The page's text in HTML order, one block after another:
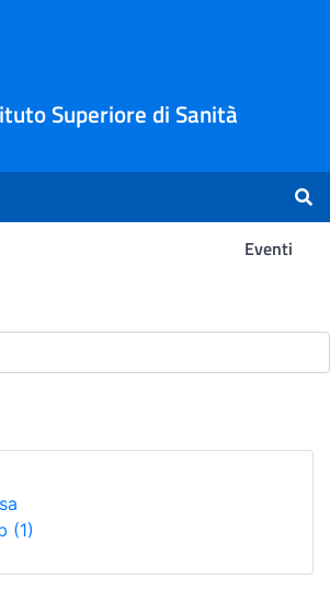
Superiore di Sanità
Eventi
Ricerca -
(1)